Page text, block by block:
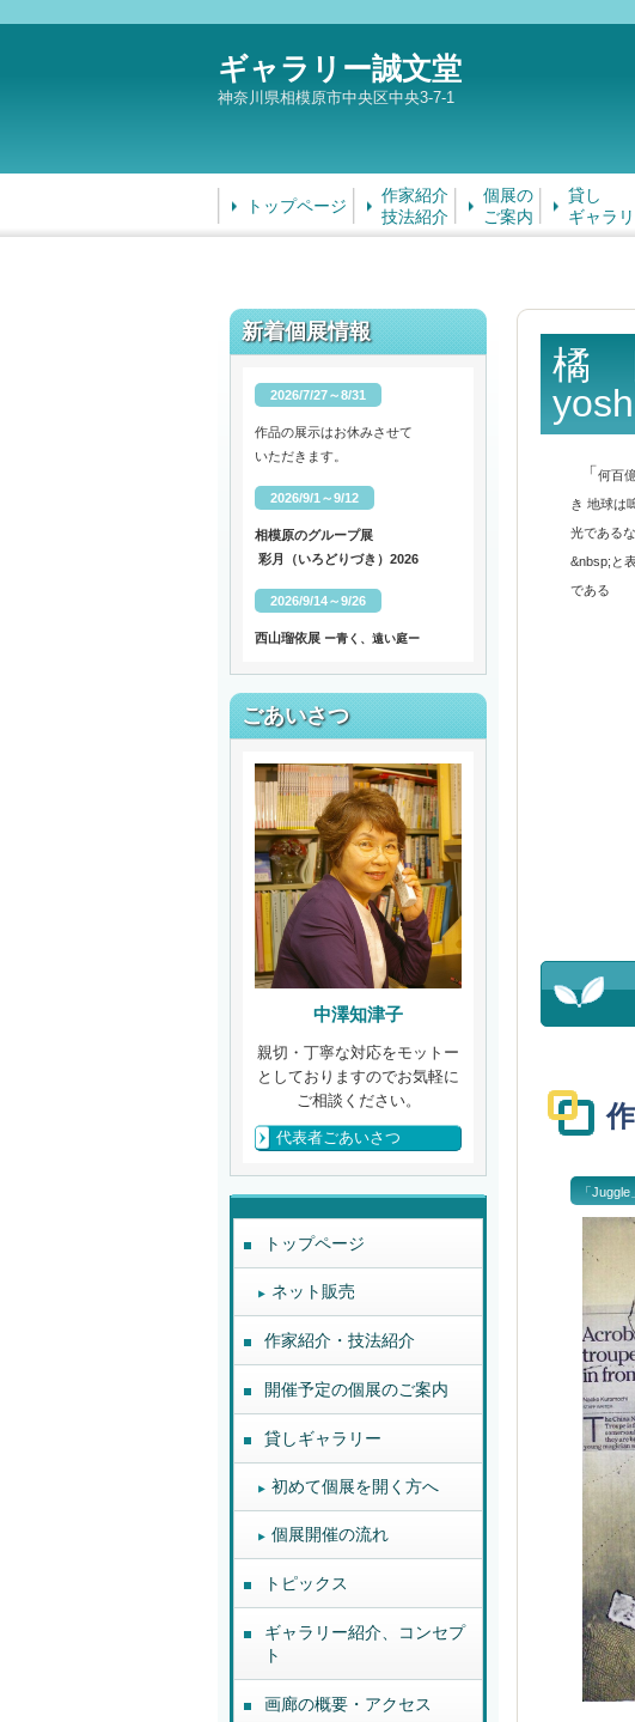
ギャラリー誠文堂
神奈川県相模原市中央区中央3-7-1
トップページ
作家紹介
技法紹介
個展の
ご案内
貸し
ギャラ
橘
「何百
き 地球は
光である
&nbsp;と
である
「
モ
額
「Juggle」
新着個展情報
2026/7/27～8/31
作品の展示はお休みさせて
いただきます。
2026/9/1～9/12
相模原のグループ展
彩月（いろどりづき）2026
2026/9/14～9/26
西山瑠依展 ー青く、遠い庭ー
ごあいさつ
中澤知津子
親切・丁寧な対応をモットー
としておりますのでお気軽に
ご相談ください。
代表者ごあいさつ
トップページ
ネット販売
作家紹介・技法紹介
開催予定の個展のご案内
貸しギャラリー
初めて個展を開く方へ
個展開催の流れ
トピックス
ギャラリー紹介、コンセプ
ト
画廊の概要・アクセス